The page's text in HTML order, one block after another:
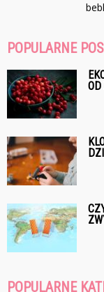
POPULARNE
OD
POPULARNE